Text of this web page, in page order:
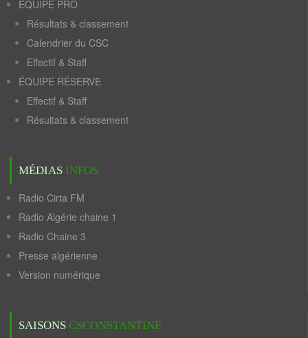
ÉQUIPE PRO
Résultats & classement
Calendrier du CSC
Effectif & Staff
ÉQUIPE RÉSERVE
Effectif & Staff
Résultats & classement
MÉDIAS INFOS
Radio Cirta FM
Radio Algérie chaine 1
Radio Chaine 3
Presse algérienne
Version numérique
SAISONS CSCONSTANTINE